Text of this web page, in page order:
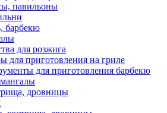
павильоны
барбекю
для розжига
для приготовления на гриле
для приготовления барбекю
дровницы